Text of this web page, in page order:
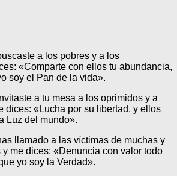
a los pobres y a los
«Comparte con ellos tu abundancia,
soy el Pan de la vida».
a tu mesa a los oprimidos y a
dices: «Lucha por su libertad, y ellos
Luz del mundo».
llamado a las víctimas de muchas y
me dices: «Denuncia con valor todo
yo soy la Verdad».